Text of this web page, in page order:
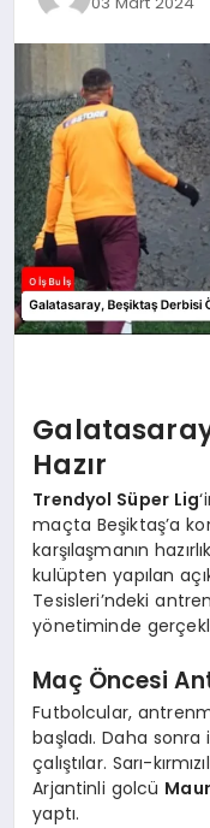
Hazır
Trendyol Süper Lig
maçta Beşiktaş’a
karşılaşmanın
kulüpten yapılan
Tesisleri’ndeki
yönetiminde
Maç Öncesi
Futbolcular,
başladı. Daha sonra
çalıştılar. Sarı-
Arjantinli golcü
yaptı.